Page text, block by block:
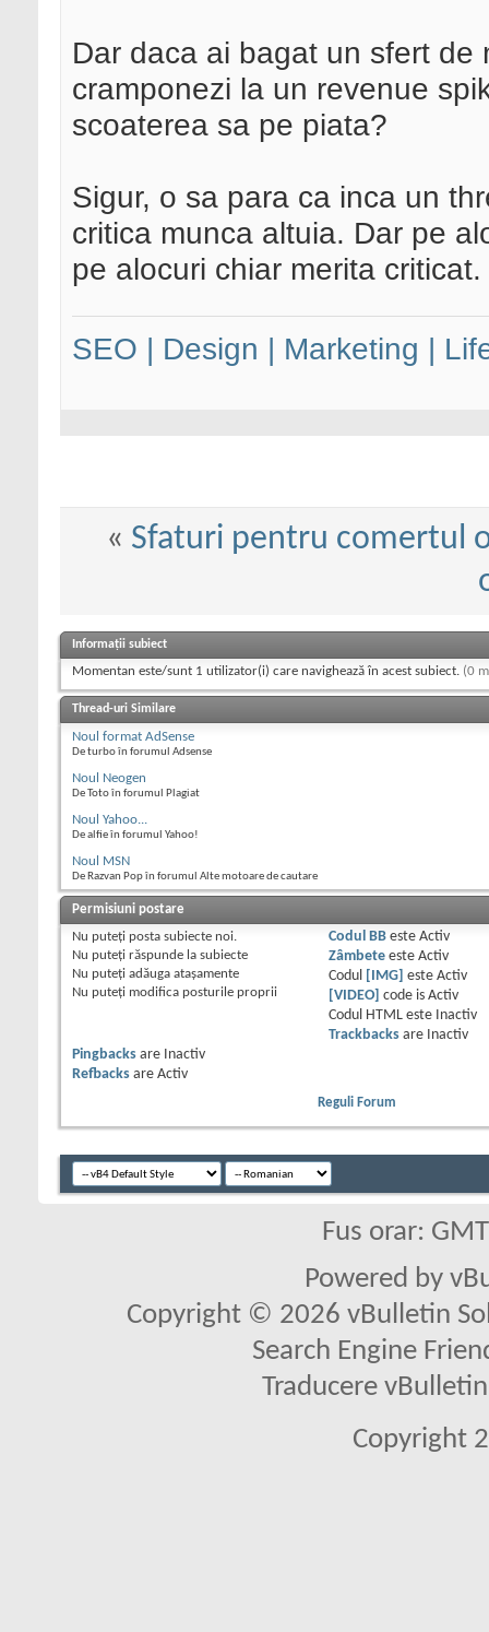
Dar daca ai bagat un sfert
cramponezi la un revenue
scoaterea sa pe piata?
Sigur, o sa para ca inca un
critica munca altuia. Dar pe
pe alocuri chiar merita criticat.
SEO | Design | Marketing |
« Sfaturi pentru comertul
Informații subiect
Momentan este/sunt 1 utilizator(i) care navighează în acest subiect. (0
Thread-uri Similare
Noul format AdSense
De turbo în forumul Adsense
Noul Neogen
De Toto în forumul Plagiat
Noul Yahoo...
De alfie în forumul Yahoo!
Noul MSN
De Razvan Pop în forumul Alte motoare de cautare
Permisiuni postare
Nu puteţi posta subiecte noi.
Nu puteţi răspunde la subiecte
Nu puteţi adăuga ataşamente
Nu puteţi modifica posturile proprii
Codul BBeste Activ
Zâmbeteeste Activ
Codul
[IMG] este Activ
[VIDEO] code is Activ
Codul HTML este
Inactiv
Trackbacksare
Inactiv
Pingbacks are
Inactiv
Refbacks are Activ
Reguli Forum
Fus orar:
Powered by
Copyright © 2026 vBulletin
Search Engine
Traducere
Copyright